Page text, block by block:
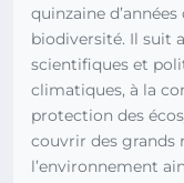
quinzaine
biodiversité. Il suit
scientifiques et
climatiques, à la
protection des
couvrir des grands
l’environnement